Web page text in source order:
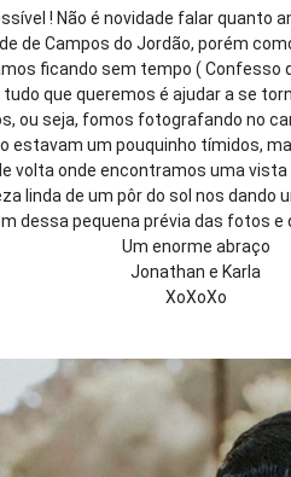
! Não é novidade falar quanto
de Campos do Jordão, porém
ficando sem tempo ( Confesso
tudo que queremos é ajudar a se
ou seja, fomos fotografando no
estavam um pouquinho tímidos,
volta onde encontramos uma
linda de um pôr do sol nos dando
dessa pequena prévia das fotos
Um enorme abraço
Jonathan e Karla
XoXoXo